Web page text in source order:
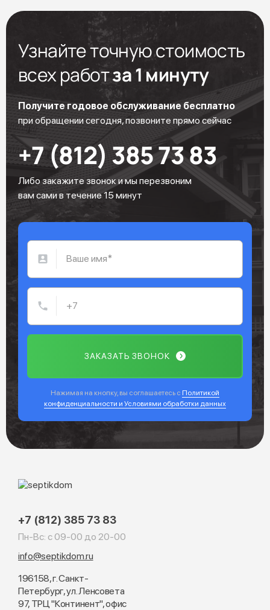
Узнайте точную стоимость
всех работза 1 минуту
Получите годовое обслуживание бесплатно
при обращении сегодня, позвоните прямо сейчас
+7 (812) 385 73 83
Либо закажите звонок и мы перезвоним
вам сами в течение 15 минут
ЗАКАЗАТЬ ЗВОНОК
Нажимая на кнопку, вы соглашаетесь с Политикой
конфиденциальности и Условиями обработки данных
+7 (812) 385 73 83
Пн-Вс: с 09-00 до 20-00
info@septikdom.ru
196158, г. Санкт-
Петербург, ул. Ленсовета
97, ТРЦ "Континент", офис